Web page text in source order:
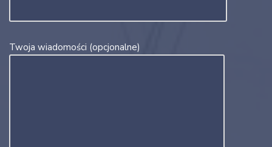
Twoja wiadomości (opcjonalne)